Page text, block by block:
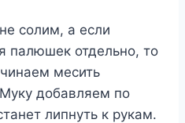
солим, а если
палюшек отдельно, то
месить
добавляем по
липнуть к рукам.